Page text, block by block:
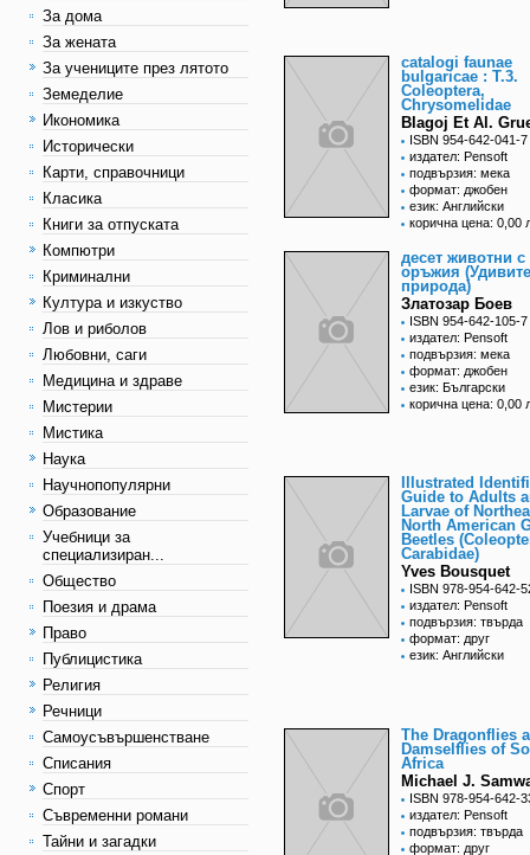
За дома
За жената
За учениците през лятото
Земеделие
Икономика
Исторически
Карти, справочници
Класика
Книги за отпуската
Компютри
Криминални
Култура и изкуство
Лов и риболов
Любовни, саги
Медицина и здраве
Мистерии
Мистика
Наука
Научнопопулярни
Образование
Учебници за
специализиран...
Общество
Поезия и драма
Право
Публицистика
Религия
Речници
Самоусъвършенстване
Списания
Спорт
Съвременни романи
Тайни и загадки
catalogi faunae
bulgaricae : T.3.
Coleoptera,
Chrysomelidae
Blagoj Et Al.
ISBN 954-642-041-7
издател: Pensoft
подвързия: мека
формат: джобен
език: Английски
корична цена: 0,00
десет животни с
оръжия
природа)
Златозар Боев
ISBN 954-642-105-7
издател: Pensoft
подвързия: мека
формат: джобен
език: Български
корична цена: 0,00
Illustrated
Guide to Adults
Larvae of
North American
Beetles
Carabidae)
Yves Bousquet
ISBN 978-954-642-
издател: Pensoft
подвързия: твърда
формат: друг
език: Английски
The Dragonflies
Damselflies of
Africa
Michael J.
ISBN 978-954-642-
издател: Pensoft
подвързия: твърда
формат: друг